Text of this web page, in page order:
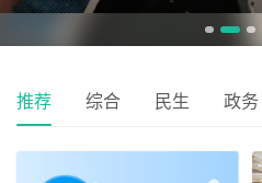
推荐 综合 民生 政务